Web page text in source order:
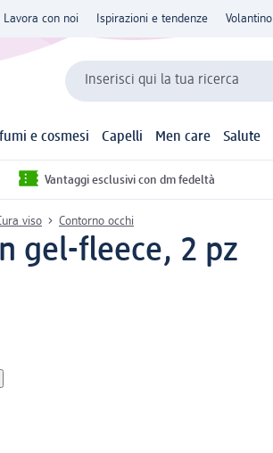
Lavora con noi Ispirazioni e tendenze Volantino
Inserisci qui la tua ricerca
e cosmesi Capelli Men care Salute
Vantaggi esclusivi con dm fedeltà
viso Contorno occhi
gel-fleece, 2 pz